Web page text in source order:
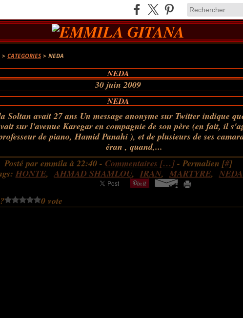
> CATEGORIES > NEDA
NEDA
30 juin 2009
NEDA
Soltan avait 27 ans Un message anonyme sur Twitter indique
sur l'avenue Karegar en compagnie de son père (en fait, il
de piano, Hamid Panahi ), et de plusieurs de ses
éran , quand,...
Posté par emmila à 22:40 - Commentaires […]- Permalien [#]
HONTE,AHMAD SHAMLOU,IRAN, MARTYRE, NEDA
0 vote